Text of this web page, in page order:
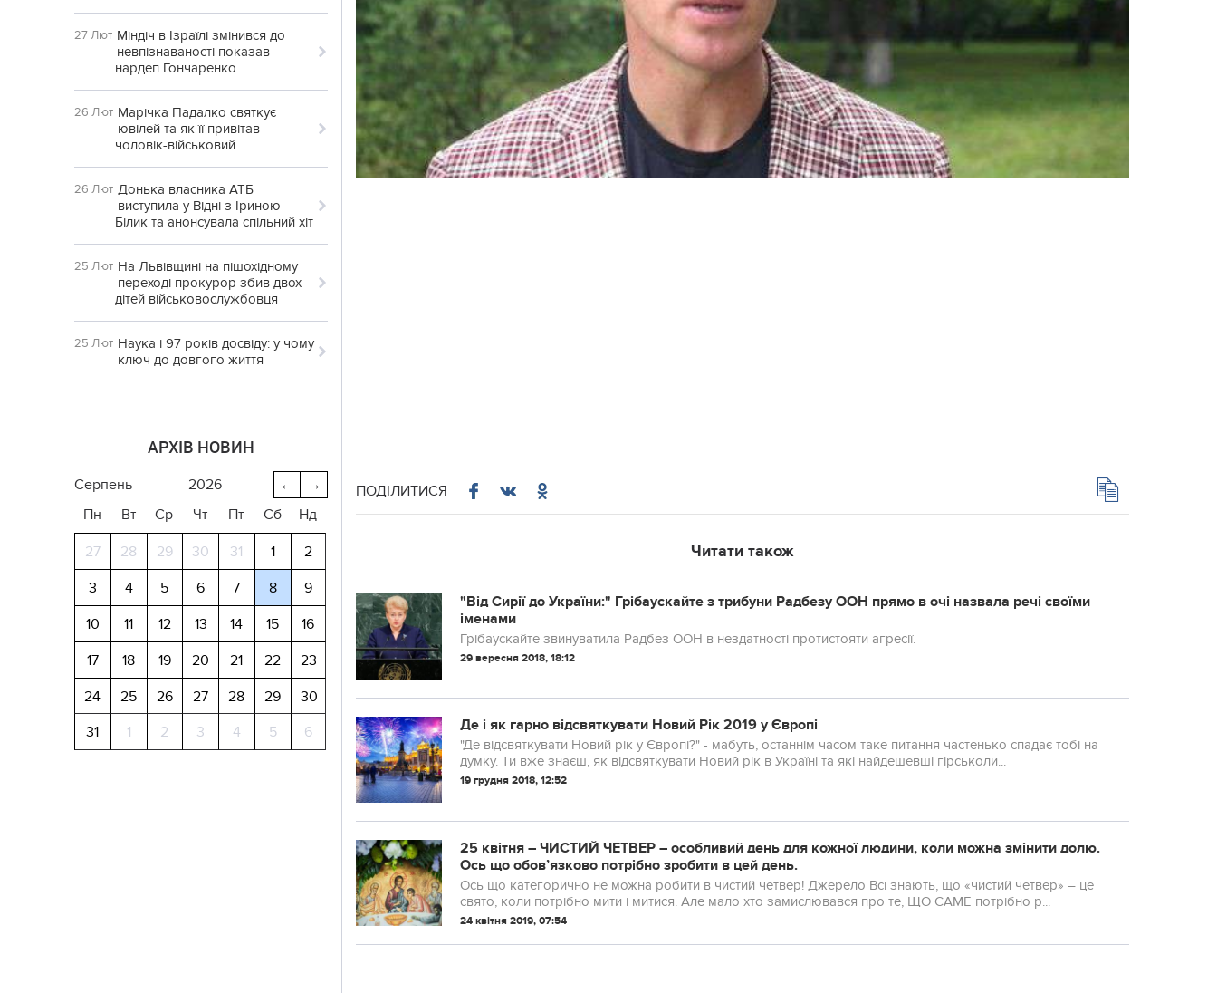
27 Лют Міндіч в Ізраїлі змінився до
невпізнаваності показав
нардеп Гончаренко.
26 Лют Марічка Падалко святкує
ювілей та як її привітав
чоловік-військовий
26 Лют Донька власника АТБ
виступила у Відні з Іриною
Білик та анонсувала спільний хіт
25 Лют На Львівщині на пішохідному
переході прокурор збив двох
дітей військовослужбовця
25 Лют Наука і 97 років досвіду: у чому
ключ до довгого життя
АРХІВ НОВИН
→
←
серпень
2026
Пн
Вт Ср Чт Пт Сб Нд
27 28 29 30 31 1
2
3
4 5 6 7 8
9
10
11 12 13 14 15
16
17
18 19 20 21 22
23
24
25 26 27 28 29
30
31
1 2 3 4 5 6
ПОДІЛИТИСЯ
Читати також
"Від Сирії до України:" Грібаускайте з трибуни Радбезу ООН прямо в очі назвала речі своїми
іменами
Грібаускайте звинуватила Радбез ООН в нездатності протистояти агресії.
29 вересня 2018, 18:12
Де і як гарно відсвяткувати Новий Рік 2019 у Європі
"Де відсвяткувати Новий рік у Європі?" - мабуть, останнім часом таке питання частенько спадає тобі на
думку. Ти вже знаєш, як відсвяткувати Новий рік в Україні та які найдешевші гірськоли...
19 грудня 2018, 12:52
25 квітня – ЧИСТИЙ ЧЕТВЕР – особливий день для кожної людини, коли можна змінити долю.
Ось що обов’язково потрібно зробити в цей день.
Ось що категорично не можна робити в чистий четвер! Джерело Всі знають, що «чистий четвер» – це
свято, коли потрібно мити і митися. Але мало хто замислювався про те, ЩО САМЕ потрібно р...
24 квітня 2019, 07:54